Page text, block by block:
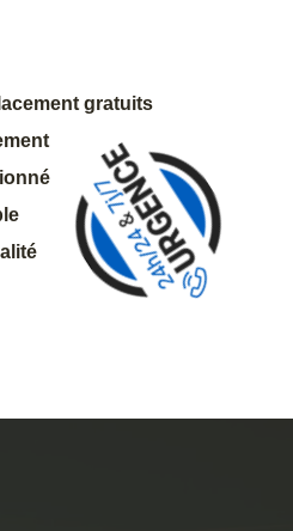
gratuits